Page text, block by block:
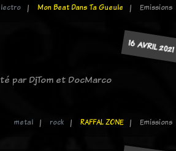
Mon Beat Dans Ta Gueule Emissions
16 AVRIL 2021
par DjTom et DocMarco
metal rock RAFFAL ZONE Emissions